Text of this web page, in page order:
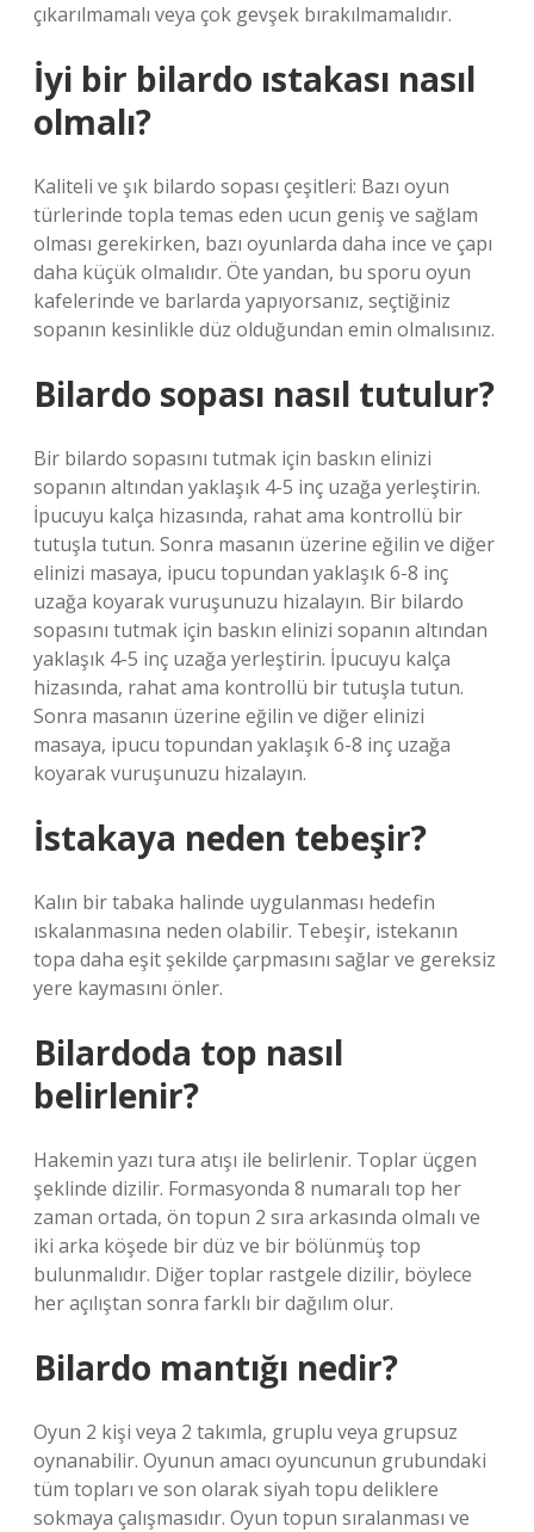
çıkarılmamalı veya çok gevşek bırakılmamalıdır.
İyi bir bilardo ıstakası nasıl
olmalı?
Kaliteli ve şık bilardo sopası çeşitleri: Bazı oyun
türlerinde topla temas eden ucun geniş ve sağlam
olması gerekirken, bazı oyunlarda daha ince ve çapı
daha küçük olmalıdır. Öte yandan, bu sporu oyun
kafelerinde ve barlarda yapıyorsanız, seçtiğiniz
sopanın kesinlikle düz olduğundan emin olmalısınız.
Bilardo sopası nasıl tutulur?
Bir bilardo sopasını tutmak için baskın elinizi
sopanın altından yaklaşık 4-5 inç uzağa yerleştirin.
İpucuyu kalça hizasında, rahat ama kontrollü bir
tutuşla tutun. Sonra masanın üzerine eğilin ve diğer
elinizi masaya, ipucu topundan yaklaşık 6-8 inç
uzağa koyarak vuruşunuzu hizalayın. Bir bilardo
sopasını tutmak için baskın elinizi sopanın altından
yaklaşık 4-5 inç uzağa yerleştirin. İpucuyu kalça
hizasında, rahat ama kontrollü bir tutuşla tutun.
Sonra masanın üzerine eğilin ve diğer elinizi
masaya, ipucu topundan yaklaşık 6-8 inç uzağa
koyarak vuruşunuzu hizalayın.
İstakaya neden tebeşir?
Kalın bir tabaka halinde uygulanması hedefin
ıskalanmasına neden olabilir. Tebeşir, istekanın
topa daha eşit şekilde çarpmasını sağlar ve gereksiz
yere kaymasını önler.
Bilardoda top nasıl
belirlenir?
Hakemin yazı tura atışı ile belirlenir. Toplar üçgen
şeklinde dizilir. Formasyonda 8 numaralı top her
zaman ortada, ön topun 2 sıra arkasında olmalı ve
iki arka köşede bir düz ve bir bölünmüş top
bulunmalıdır. Diğer toplar rastgele dizilir, böylece
her açılıştan sonra farklı bir dağılım olur.
Bilardo mantığı nedir?
Oyun 2 kişi veya 2 takımla, gruplu veya grupsuz
oynanabilir. Oyunun amacı oyuncunun grubundaki
tüm topları ve son olarak siyah topu deliklere
sokmaya çalışmasıdır. Oyun topun sıralanması ve